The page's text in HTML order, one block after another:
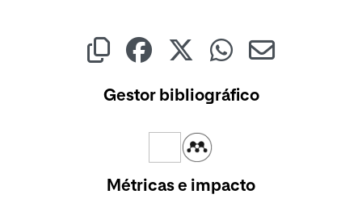
Gestor bibliográfico
Métricas e impacto